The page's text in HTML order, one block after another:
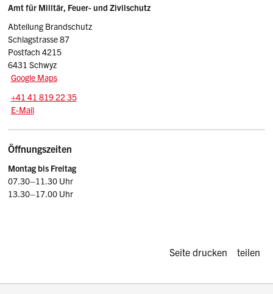
Sidebar
Adresse
Amt für Militär, Feuer- und Zivilschutz
Abteilung Brandschutz
Schlagstrasse 87
Postfach 4215
6431 Schwyz
Google Maps
Tel.:
+41 41 819 22 35
E-Mail: brandschutz
E-Mail
Öffnungszeiten
Montag bis Freitag
07.30–11.30 Uhr
13.30–17.00 Uhr
Diese Seite
Seite drucken teilen